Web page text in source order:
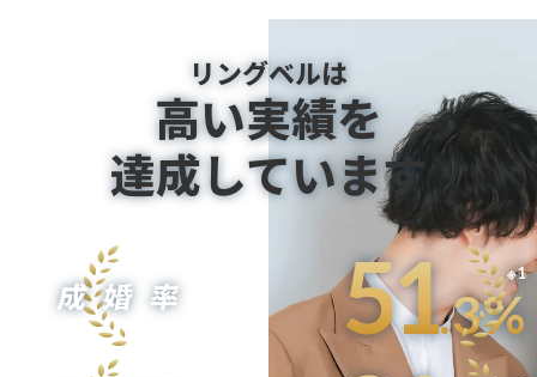
リングベルは
高い実績を
達成しています
成婚率 51.3%
※1